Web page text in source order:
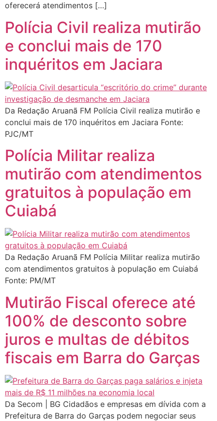
oferecerá atendimentos […]
Polícia Civil realiza mutirão
e conclui mais de 170
inquéritos em Jaciara
Da Redação Aruanã FM Polícia Civil realiza mutirão e
conclui mais de 170 inquéritos em Jaciara Fonte:
PJC/MT
Polícia Militar realiza
mutirão com atendimentos
gratuitos à população em
Cuiabá
Da Redação Aruanã FM Polícia Militar realiza mutirão
com atendimentos gratuitos à população em Cuiabá
Fonte: PM/MT
Mutirão Fiscal oferece até
100% de desconto sobre
juros e multas de débitos
fiscais em Barra do Garças
Da Secom | BG Cidadãos e empresas em dívida com a
Prefeitura de Barra do Garças podem negociar seus